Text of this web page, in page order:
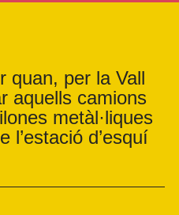
quan, per la Vall
aquells camions
metàl·liques
l’estació d’esquí